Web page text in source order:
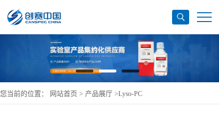
您当前的位置： 网站首页 > 产品展厅 >Lyso-PC